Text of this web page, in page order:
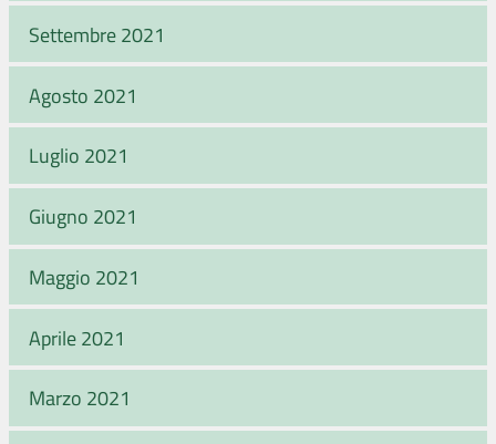
Settembre 2021
Agosto 2021
Luglio 2021
Giugno 2021
Maggio 2021
Aprile 2021
Marzo 2021